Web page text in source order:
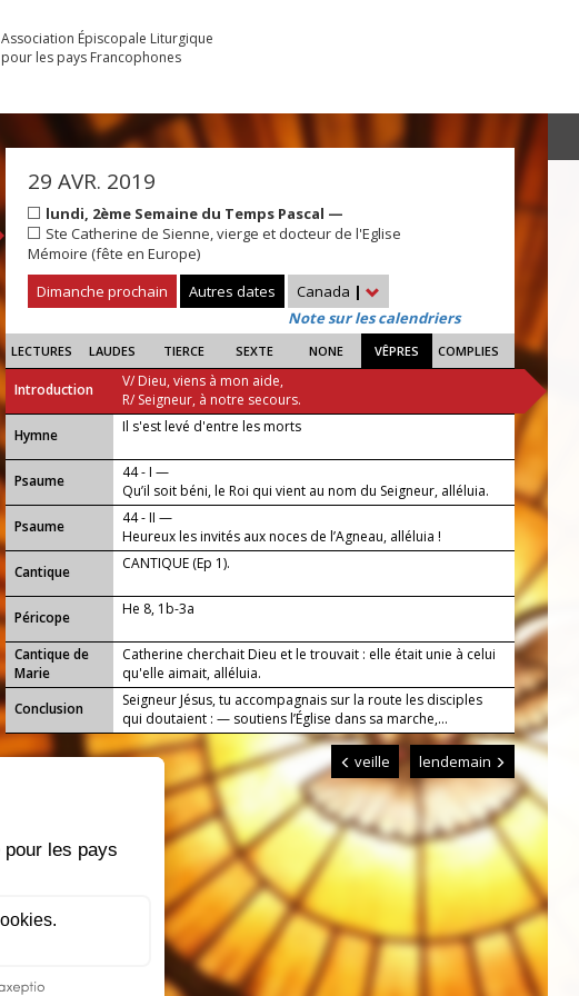
Association Épiscopale Liturgique
pour les pays Francophones
29 AVR. 2019
lundi, 2ème Semaine du Temps Pascal —
Ste Catherine de Sienne, vierge et docteur de l'Eglise
Mémoire (fête en Europe)
Dimanche prochain
Autres dates Canada |
Note sur les calendriers
LECTURES LAUDES TIERCE SEXTE NONE VÊPRES COMPLIES
Introduction
V/ Dieu, viens à mon aide,
R/ Seigneur, à notre secours.
...
Hymne Il s'est levé d'entre les morts
Psaume
44 - I —
Qu’il soit béni, le Roi qui vient au nom du Seigneur, alléluia.
Psaume
44 - II —
Heureux les invités aux noces de l’Agneau, alléluia !
Cantique
CANTIQUE (Ep 1).
Péricope He 8, 1b-3a
Cantique de
Marie
Catherine cherchait Dieu et le trouvait : elle était unie à celui
qu'elle aimait, alléluia.
Conclusion
Seigneur Jésus, tu accompagnais sur la route les disciples
qui doutaient : — soutiens l’Église dans sa marche,...
veille lendemain